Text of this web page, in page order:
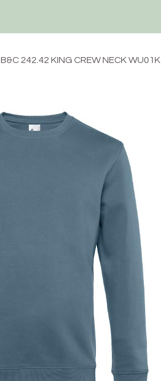
B&C 242.42 KING CREW NECK WU01K